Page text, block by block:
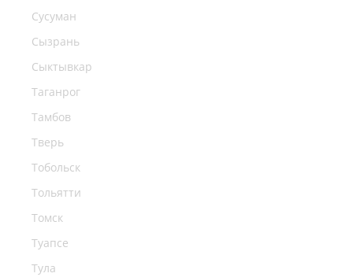
Сусуман
Сызрань
Сыктывкар
Таганрог
Тамбов
Тверь
Тобольск
Тольятти
Томск
Туапсе
Тула